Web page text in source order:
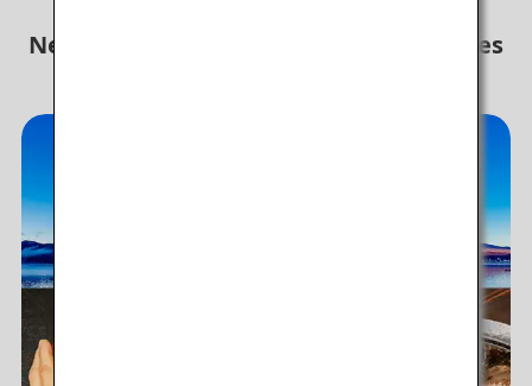
Ne passez pas à côté de ces découvertes